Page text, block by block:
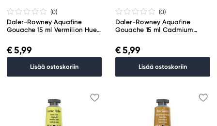
(0)
Daler-Rowney Aquafine
Gouache 15 ml Vermilion Hue
€ 5,99
Lisää ostoskoriin
(0)
Daler-Rowney Aquafine
Gouache 15 ml Cadmium
€ 5,99
Lisää ostoskoriin